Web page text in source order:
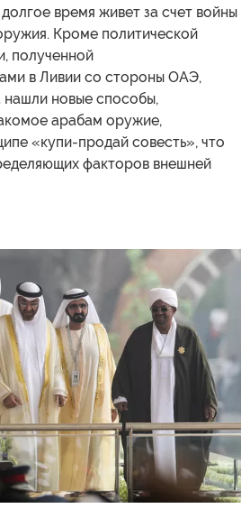
время живет за счет войны
Кроме политической
полученной
в Ливии со стороны ОАЭ,
нашли новые способы,
арабам оружие,
«купи-продай совесть», что
факторов внешней